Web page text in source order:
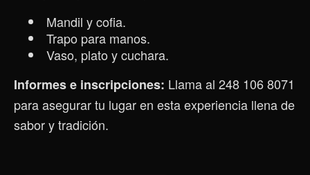
Mandil y cofia.
Trapo para manos.
Vaso, plato y cuchara.
Informes e inscripciones: Llama al 248 106 8071
para asegurar tu lugar en esta experiencia llena de
sabor y tradición.